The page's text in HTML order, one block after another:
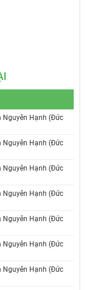
Nguyên Hạnh (Đức
Nguyên Hạnh (Đức
Nguyên Hạnh (Đức
Nguyên Hạnh (Đức
Nguyên Hạnh (Đức
Nguyên Hạnh (Đức
Nguyên Hạnh (Đức